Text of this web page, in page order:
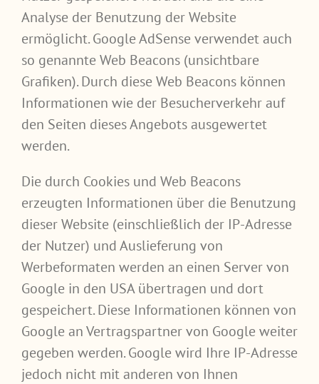
Analyse der Benutzung der Website
ermöglicht. Google AdSense verwendet auch
so genannte Web Beacons (unsichtbare
Grafiken). Durch diese Web Beacons können
Informationen wie der Besucherverkehr auf
den Seiten dieses Angebots ausgewertet
werden.
Die durch Cookies und Web Beacons
erzeugten Informationen über die Benutzung
dieser Website (einschließlich der IP-Adresse
der Nutzer) und Auslieferung von
Werbeformaten werden an einen Server von
Google in den USA übertragen und dort
gespeichert. Diese Informationen können von
Google an Vertragspartner von Google weiter
gegeben werden. Google wird Ihre IP-Adresse
jedoch nicht mit anderen von Ihnen